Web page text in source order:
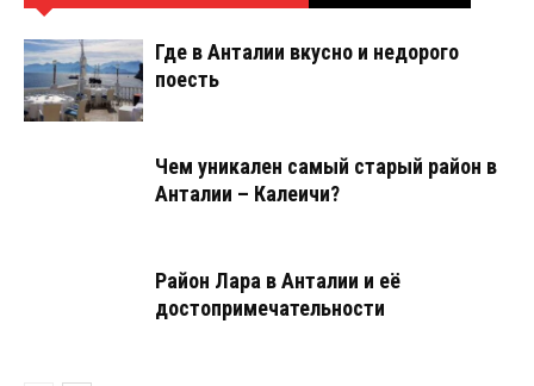
Где в Анталии вкусно и недорого
поесть
Чем уникален самый старый район в
Анталии – Калеичи?
Район Лара в Анталии и её
достопримечательности